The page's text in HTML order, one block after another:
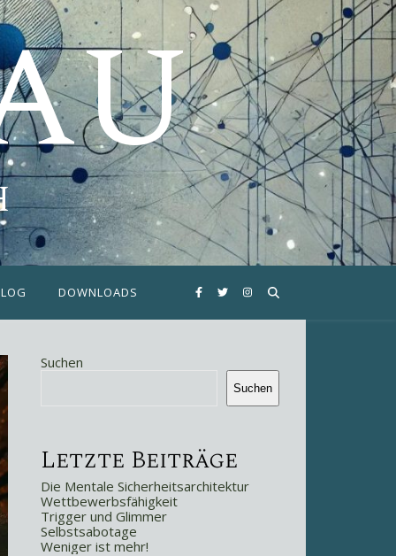
DOWNLOADS
Suchen
Suchen
Letzte Beiträge
Die Mentale Sicherheitsarchitektur
Wettbewerbsfähigkeit
Trigger und Glimmer
Selbstsabotage
Weniger ist mehr!